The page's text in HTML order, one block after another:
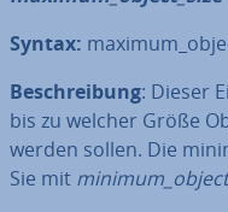
Syntax:
Be­schrei­bung: Dieser
bis zu welcher Größe
werden sollen. Die
Sie mit